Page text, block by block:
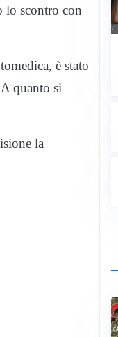
lo scontro con
è stato
quanto si
la